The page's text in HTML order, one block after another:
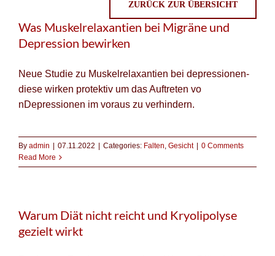
ZURÜCK ZUR ÜBERSICHT
Was Muskelrelaxantien bei Migräne und
Depression bewirken
Neue Studie zu Muskelrelaxantien bei depressionen-
diese wirken protektiv um das Auftreten vo
nDepressionen im voraus zu verhindern.
By admin 07.11.2022 Categories: Falten, Gesicht
0 Comments
Read More
Warum Diät nicht reicht und Kryolipolyse
gezielt wirkt